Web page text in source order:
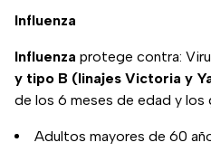
Influenza
Influenza protege contra:
y tipo B (linajes Victoria y
de los 6 meses de edad y los
Adultos mayores de 60